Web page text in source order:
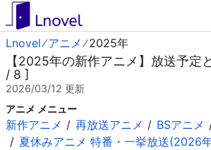
Lnovel アニメ 2025年
【2025年の新作アニメ】放送予定
/ 8 ]
2026/03/12 更新
アニメ メニュー
新作アニメ 再放送アニメ BSアニメ
夏休みアニメ 特番・一挙放送(2026